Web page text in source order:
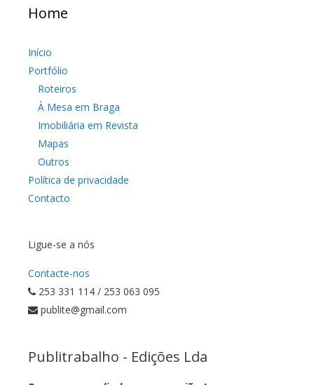
Home
Início
Portfólio
Roteiros
À Mesa em Braga
Imobiliária em Revista
Mapas
Outros
Política de privacidade
Contacto
Ligue-se a nós
Contacte-nos
253 331 114 / 253 063 095
publite@gmail.com
Publitrabalho - Edições Lda